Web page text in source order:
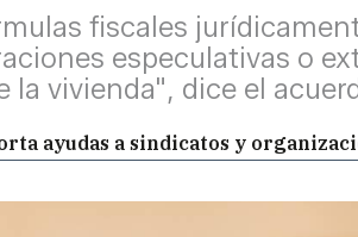
fiscales
especulativas o
la vivienda", dice el
ayudas a sindicatos y